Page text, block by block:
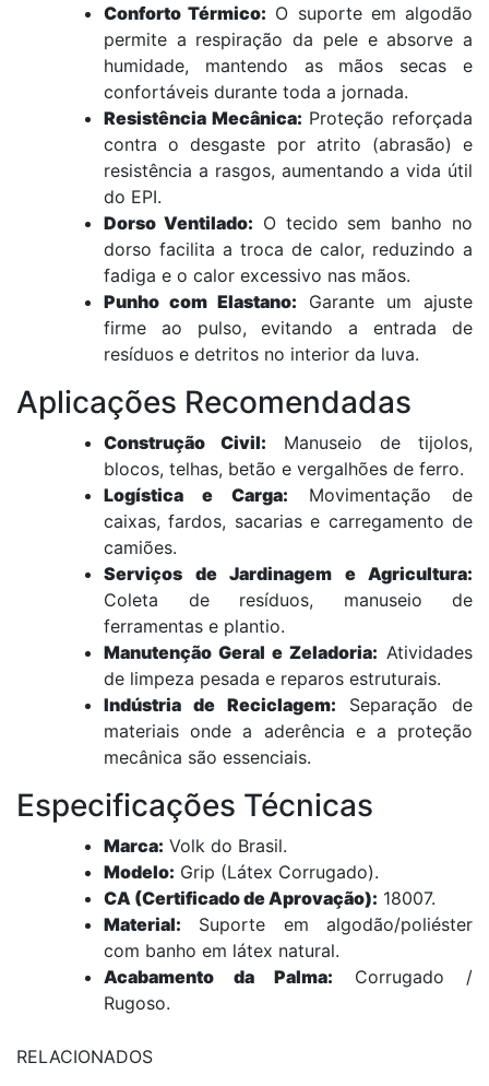
Conforto Térmico: O suporte em algodão
permite a respiração da pele e absorve a
humidade, mantendo as mãos secas e
confortáveis durante toda a jornada.
Resistência Mecânica: Proteção reforçada
contra o desgaste por atrito (abrasão) e
resistência a rasgos, aumentando a vida útil
do EPI.
Dorso Ventilado: O tecido sem banho no
dorso facilita a troca de calor, reduzindo a
fadiga e o calor excessivo nas mãos.
Punho com Elastano: Garante um ajuste
firme ao pulso, evitando a entrada de
resíduos e detritos no interior da luva.
Aplicações Recomendadas
Construção Civil: Manuseio de tijolos,
blocos, telhas, betão e vergalhões de ferro.
Logística e Carga: Movimentação de
caixas, fardos, sacarias e carregamento de
camiões.
Serviços de Jardinagem e Agricultura:
Coleta de resíduos, manuseio de
ferramentas e plantio.
Manutenção Geral e Zeladoria: Atividades
de limpeza pesada e reparos estruturais.
Indústria de Reciclagem: Separação de
materiais onde a aderência e a proteção
mecânica são essenciais.
Especificações Técnicas
Marca: Volk do Brasil.
Modelo: Grip (Látex Corrugado).
CA (Certificado de Aprovação): 18007.
Material: Suporte em algodão/poliéster
com banho em látex natural.
Acabamento da Palma: Corrugado /
Rugoso.
RELACIONADOS